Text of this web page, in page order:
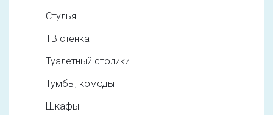
Стулья
ТВ стенка
Туалетный столики
Тумбы, комоды
Шкафы